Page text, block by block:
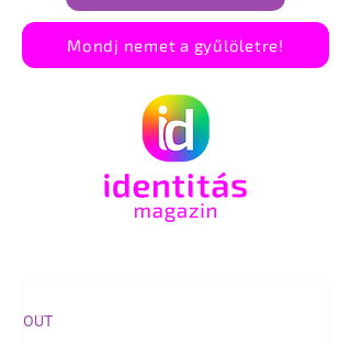
Mondj nemet a gyűlöletre!
OUT